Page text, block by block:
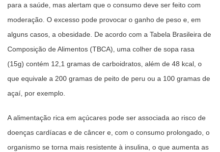
para a saúde, mas alertam que o consumo deve ser feito com
moderação. O excesso pode provocar o ganho de peso e, em
alguns casos, a obesidade. De acordo com a Tabela Brasileira de
Composição de Alimentos (TBCA), uma colher de sopa rasa
(15g) contém 12,1 gramas de carboidratos, além de 48 kcal, o
que equivale a 200 gramas de peito de peru ou a 100 gramas de
açaí, por exemplo.
A alimentação rica em açúcares pode ser associada ao risco de
doenças cardíacas e de câncer e, com o consumo prolongado, o
organismo se torna mais resistente à insulina, o que aumenta as